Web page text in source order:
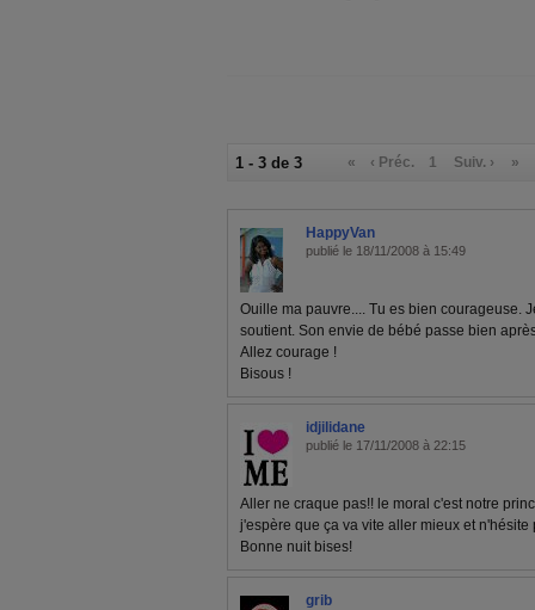
1 - 3 de 3 « ‹ Préc. 1 Suiv. › »
HappyVan
publié le 18/11/2008 à 15:49
Ouille ma pauvre.... Tu es bien courageuse.
soutient. Son envie de bébé passe bien
Allez courage !
Bisous !
idjilidane
publié le 17/11/2008 à 22:15
Aller ne craque pas!! le moral c'est notre
j'espère que ça va vite aller mieux et
Bonne nuit bises!
grib